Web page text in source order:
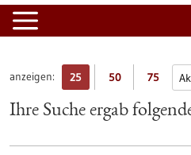
anzeigen: 25 50 75
Ihre Suche ergab